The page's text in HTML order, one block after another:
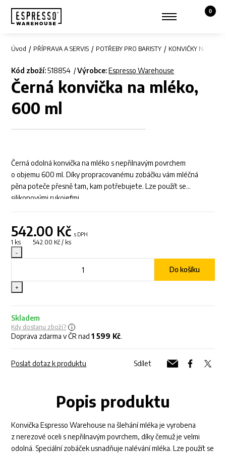
Zobrazit hledání
0
Košík,
Úvod PŘÍPRAVA A SERVIS POTŘEBY PRO BARISTY KONVIČKY NA
Kód zboží:518854 Výrobce: Espresso Warehouse
Černá konvička na mléko,
600 ml
Černá odolná konvička na mléko s nepřilnavým povrchem
o objemu 600 ml. Díky propracovanému zobáčku vám mléčná
pěna poteče přesně tam, kam potřebujete. Lze použít se
silikonovými rukojeťmi.
542.00 Kčs DPH
1 ks 542.00 Kč / ks
-
+
Do košíku
Skladem
Kdy dostanu zboží?
Doprava zdarma v ČR nad1 599 Kč.
Poslat dotaz k produktu Sdílet
Popis produktu
Konvička Espresso Warehouse na šlehání mléka je vyrobena
z nerezové oceli s nepřilnavým povrchem, díky čemuž je velmi
odolná. Speciální zobáček usnadňuje nalévání mléka. Lze použít se